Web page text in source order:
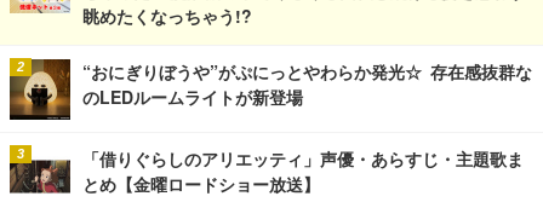
眺めたくなっちゃう!?
“おにぎりぼうや”がぷにっとやわらか発光☆ 存在感抜群な
のLEDルームライトが新登場
「借りぐらしのアリエッティ」声優・あらすじ・主題歌ま
とめ【金曜ロードショー放送】